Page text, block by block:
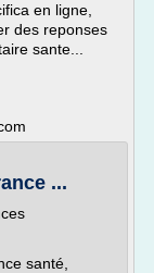
en ligne,
des reponses
sante...
...
santé,